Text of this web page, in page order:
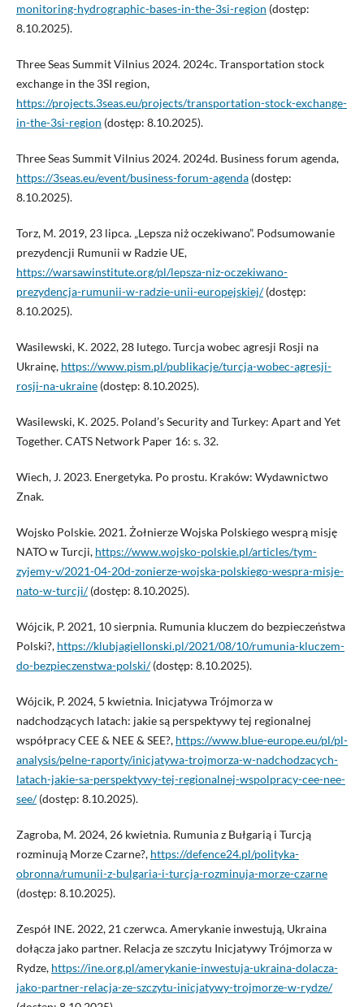
monitoring-hydrographic-bases-in-the-3si-region (dostęp:
8.10.2025).
Three Seas Summit Vilnius 2024. 2024c. Transportation stock
exchange in the 3SI region,
https://projects.3seas.eu/projects/transportation-stock-exchange-
in-the-3si-region (dostęp: 8.10.2025).
Three Seas Summit Vilnius 2024. 2024d. Business forum agenda,
https://3seas.eu/event/business-forum-agenda(dostęp:
8.10.2025).
Torz, M. 2019, 23 lipca. „Lepsza niż oczekiwano”. Podsumowanie
prezydencji Rumunii w Radzie UE,
https://warsawinstitute.org/pl/lepsza-niz-oczekiwano-
prezydencja-rumunii-w-radzie-unii-europejskiej/(dostęp:
8.10.2025).
Wasilewski, K. 2022, 28 lutego. Turcja wobec agresji Rosji na
Ukrainę, https://www.pism.pl/publikacje/turcja-wobec-agresji-
rosji-na-ukraine(dostęp: 8.10.2025).
Wasilewski, K. 2025. Poland’s Security and Turkey: Apart and Yet
Together. CATS Network Paper 16: s. 32.
Wiech, J. 2023. Energetyka. Po prostu. Kraków: Wydawnictwo
Znak.
Wojsko Polskie. 2021. Żołnierze Wojska Polskiego wesprą misję
NATO w Turcji, https://www.wojsko-polskie.pl/articles/tym-
zyjemy-v/2021-04-20d-zonierze-wojska-polskiego-wespra-misje-
nato-w-turcji/(dostęp: 8.10.2025).
Wójcik, P. 2021, 10 sierpnia. Rumunia kluczem do bezpieczeństwa
Polski?, https://klubjagiellonski.pl/2021/08/10/rumunia-kluczem-
do-bezpieczenstwa-polski/(dostęp: 8.10.2025).
Wójcik, P. 2024, 5 kwietnia. Inicjatywa Trójmorza w
nadchodzących latach: jakie są perspektywy tej regionalnej
współpracy CEE & NEE & SEE?, https://www.blue-europe.eu/pl/pl-
analysis/pelne-raporty/inicjatywa-trojmorza-w-nadchodzacych-
latach-jakie-sa-perspektywy-tej-regionalnej-wspolpracy-cee-nee-
see/(dostęp: 8.10.2025).
Zagroba, M. 2024, 26 kwietnia. Rumunia z Bułgarią i Turcją
rozminują Morze Czarne?, https://defence24.pl/polityka-
obronna/rumunii-z-bulgaria-i-turcja-rozminuja-morze-czarne
(dostęp: 8.10.2025).
Zespół INE. 2022, 21 czerwca. Amerykanie inwestują, Ukraina
dołącza jako partner. Relacja ze szczytu Inicjatywy Trójmorza w
Rydze, https://ine.org.pl/amerykanie-inwestuja-ukraina-dolacza-
jako-partner-relacja-ze-szczytu-inicjatywy-trojmorze-w-rydze/